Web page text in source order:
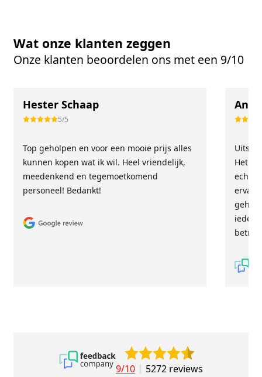
Wat onze klanten zeggen
Onze klanten beoordelen ons met een 9/10
Hester Schaap
5/5
Top geholpen en voor een mooie prijs alles
kunnen kopen wat ik wil. Heel vriendelijk,
meedenkend en tegemoetkomend
personeel! Bedankt!
Het
echt
9/10 5272 reviews